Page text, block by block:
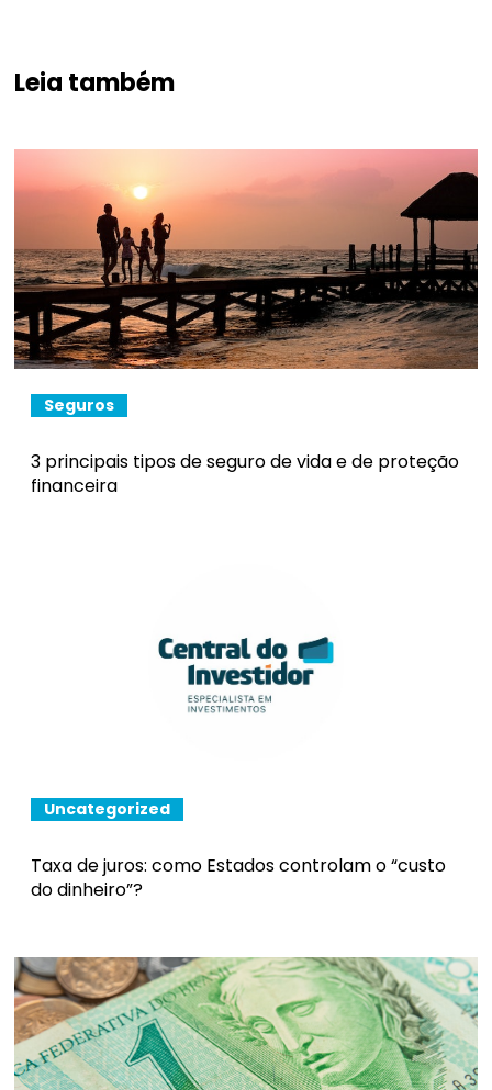
Leia também
Seguros
3 principais tipos de seguro de vida e de proteção
financeira
Uncategorized
Taxa de juros: como Estados controlam o “custo
do dinheiro”?